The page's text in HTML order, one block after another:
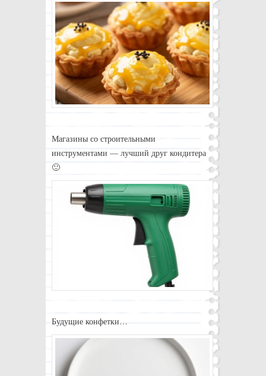
Магазины со строительными
инструментами — лучший друг кондитера
🙂
Будущие конфетки…